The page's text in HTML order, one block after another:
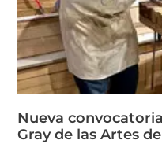
Nueva
Gray de las Artes